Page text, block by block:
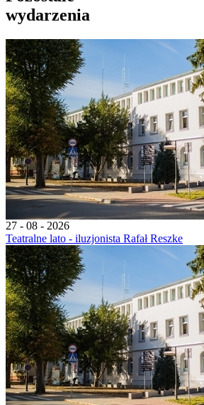
wydarzenia
27 - 08 - 2026
Teatralne lato - iluzjonista Rafał Reszke